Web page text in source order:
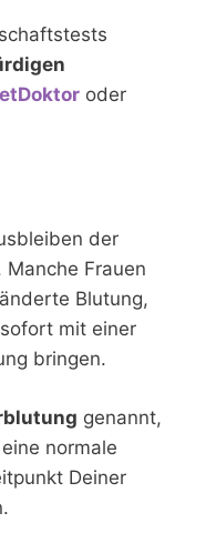
oder
der
Frauen
Blutung,
mit einer
bringen.
genannt,
normale
Deiner